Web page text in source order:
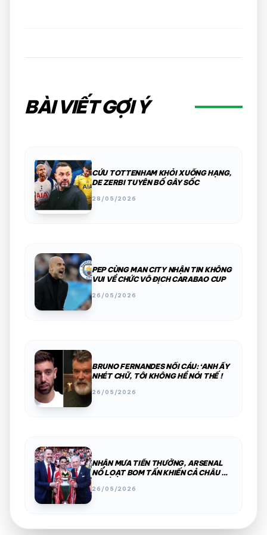
BÀI VIẾT GỢI Ý
CỨU TOTTENHAM KHỎI XUỐNG HẠNG,
DE ZERBI TUYÊN BỐ GÂY SỐC
28/05/2026
PEP CÙNG MAN CITY NHẬN TIN KHÔNG
VUI VỀ CHỨC VÔ ĐỊCH CARABAO CUP
26/05/2026
BRUNO FERNANDES NỔI CÁU: ‘ANH ẤY
NHÉT CHỮ, TÔI KHÔNG HỀ NÓI THẾ !
26/05/2026
NHẬN MƯA TIỀN THƯỞNG, ARSENAL
NỔ LOẠT BOM TẤN KHIẾN CẢ CHÂU ÂU
26/05/2026